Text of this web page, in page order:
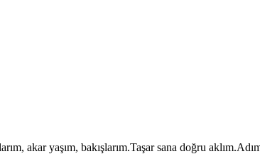
akar yaşım, bakışlarım.Taşar sana doğru